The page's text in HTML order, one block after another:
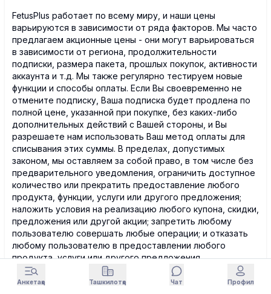
FetusPlus работает по всему миру, и наши цены
варьируются в зависимости от ряда факторов. Мы часто
предлагаем акционные цены - они могут варьироваться
в зависимости от региона, продолжительности
подписки, размера пакета, прошлых покупок, активности
аккаунта и т.д. Мы также регулярно тестируем новые
функции и способы оплаты. Если Вы своевременно не
отмените подписку, Ваша подписка будет продлена по
полной цене, указанной при покупке, без каких-либо
дополнительных действий с Вашей стороны, и Вы
разрешаете нам использовать Ваш метод оплаты для
списывания этих суммы. В пределах, допустимых
законом, мы оставляем за собой право, в том числе без
предварительного уведомления, ограничить доступное
количество или прекратить предоставление любого
продукта, функции, услуги или другого предложения;
наложить условия на реализацию любого купона, скидки,
предложения или другой акции; запретить любому
пользователю совершать любые операции; и отказать
любому пользователю в предоставлении любого
продукта, услуги или другого предложения.
Покупки во Внешних сервисах, включая подписки, могут
осуществляться через Внешний сервис, и в этом случае
Анкетаҳо Ташкилотҳо Чат Профил